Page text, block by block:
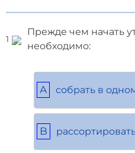
1
Прежде чем начать
необходимо:
A собрать в
B